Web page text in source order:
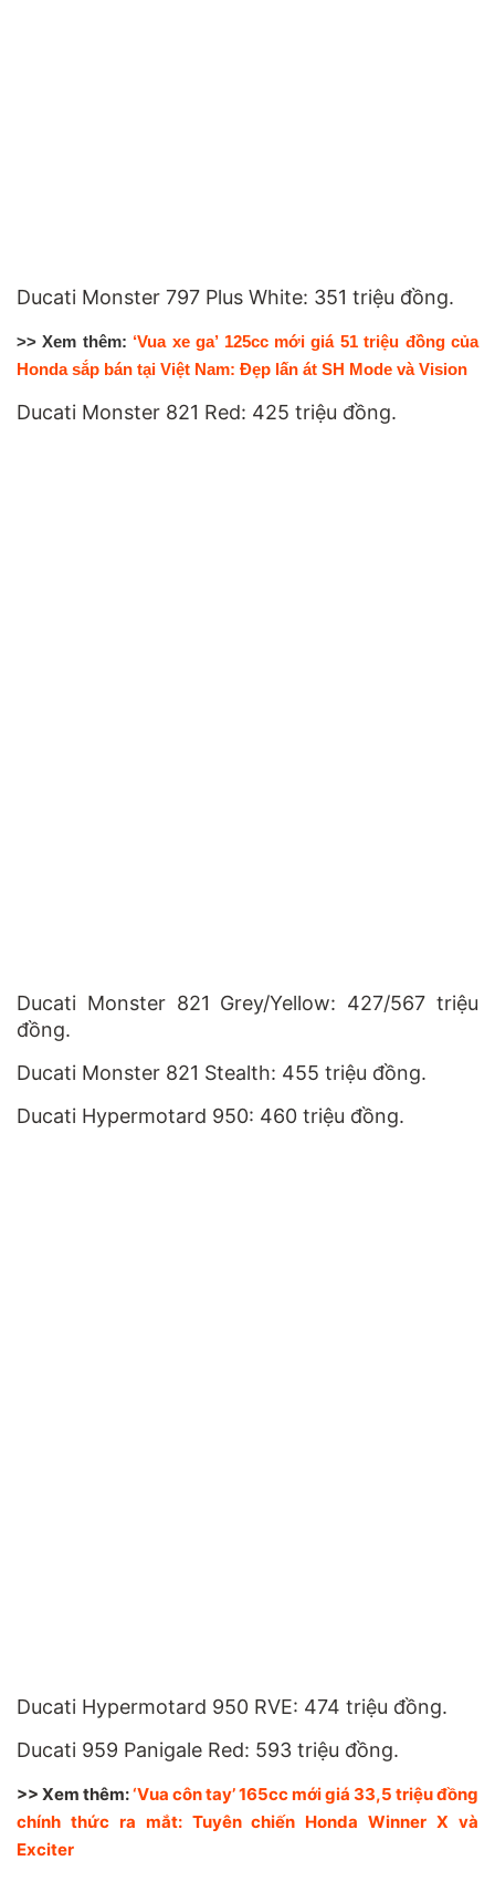
Ducati Monster 797 Plus White: 351 triệu đồng.
>> Xem thêm: ‘Vua xe ga’ 125cc mới giá 51 triệu đồng của
Honda sắp bán tại Việt Nam: Đẹp lấn át SH Mode và Vision
Ducati Monster 821 Red: 425 triệu đồng.
Ducati Monster 821 Grey/Yellow: 427/567 triệu
đồng.
Ducati Monster 821 Stealth: 455 triệu đồng.
Ducati Hypermotard 950: 460 triệu đồng.
Ducati Hypermotard 950 RVE: 474 triệu đồng.
Ducati 959 Panigale Red: 593 triệu đồng.
>> Xem thêm:‘Vua côn tay’ 165cc mới giá 33,5 triệu đồng
chính thức ra mắt: Tuyên chiến Honda Winner X và
Exciter